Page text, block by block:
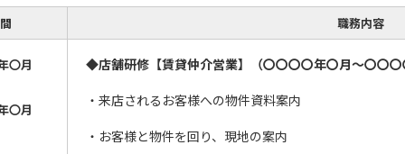
職務内容
〇月
〇月
◆店舗研修【賃貸仲介営業】（〇〇〇〇年〇月～〇〇〇
・来店されるお客様への物件資料案内
・お客様と物件を回り、現地の案内